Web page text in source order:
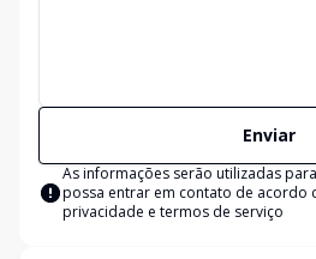
Enviar
As informações serão utilizadas
possa entrar em contato de acordo
privacidade e termos de serviço